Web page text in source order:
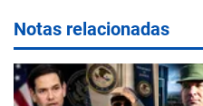
Notas relacionadas